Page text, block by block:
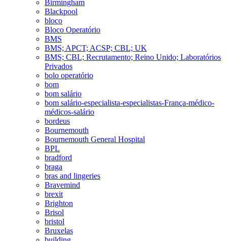
Birmingham
Blackpool
bloco
Bloco Operatório
BMS
BMS; APCT; ACSP; CBL; UK
BMS; CBL; Recrutamento; Reino Unido; Laboratórios
Privados
bolo operatório
bom
bom salário
bom salário-especialista-especialistas-França-médico-
médicos-salário
bordeus
Bournemouth
Bournemouth General Hospital
BPL
bradford
braga
bras and lingeries
Bravemind
brexit
Brighton
Brisol
bristol
Bruxelas